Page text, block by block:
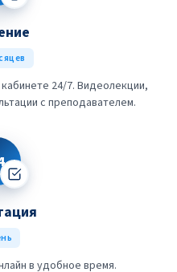
24/7. Видеолекции,
с преподавателем.
в удобное время.